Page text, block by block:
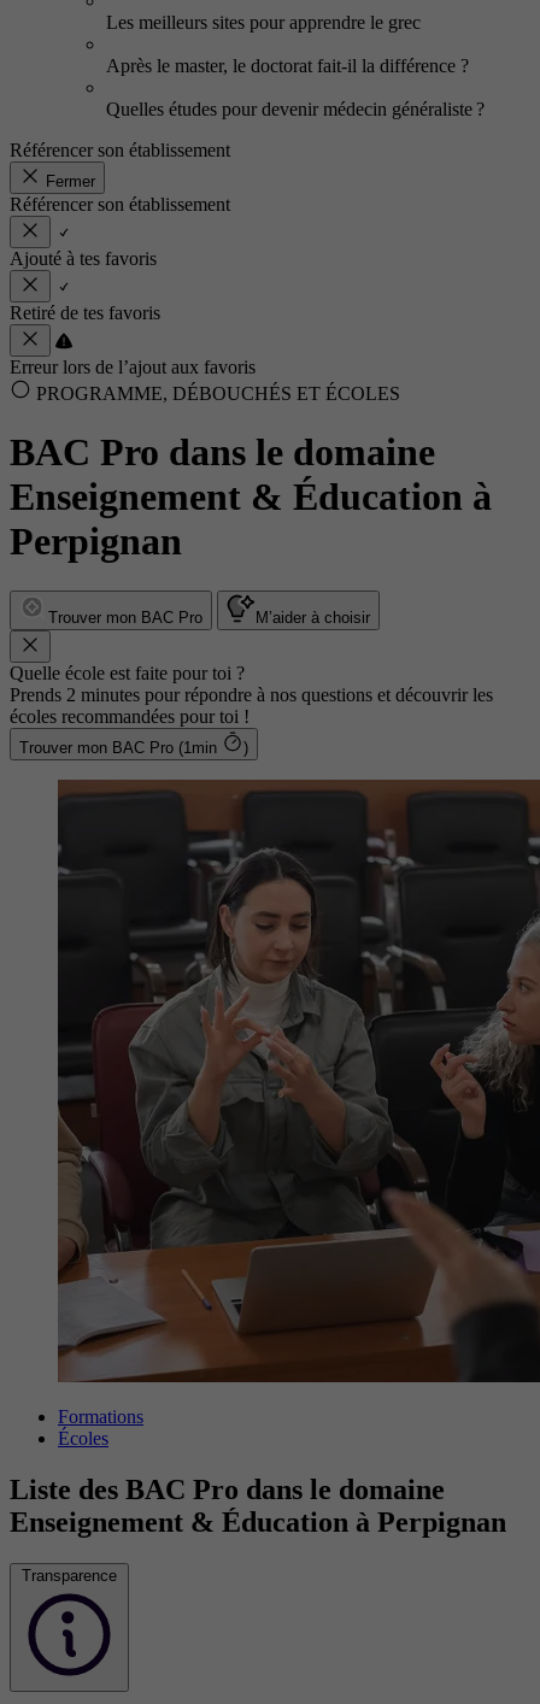
Les meilleurs sites pour apprendre le grec
Après le master, le doctorat fait-il la différence ?
Quelles études pour devenir médecin généraliste ?
Référencer son établissement
Fermer
Référencer son établissement
Ajouté à tes favoris
Retiré de tes favoris
Erreur lors de l’ajout aux favoris
PROGRAMME, DÉBOUCHÉS ET ÉCOLES
BAC Pro dans le domaine
Enseignement & Éducation à
Perpignan
Trouver mon BAC Pro M’aider à choisir
Quelle école est faite pour toi ?
Prends 2 minutes pour répondre à nos questions et découvrir les
écoles recommandées pour toi !
Trouver mon BAC Pro (1min )
Formations
Écoles
Liste des BAC Pro dans le domaine
Enseignement & Éducation à Perpignan
Transparence